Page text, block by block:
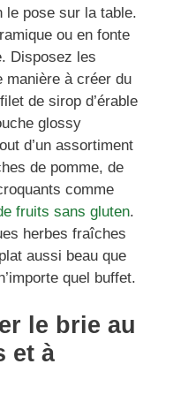
le pose sur la table.
ou en fonte
Disposez les
manière à créer du
de sirop d’érable
glossy
d’un assortiment
de pomme, de
comme
fruits sans gluten.
herbes fraîches
aussi beau que
quel buffet.
le brie au
et à